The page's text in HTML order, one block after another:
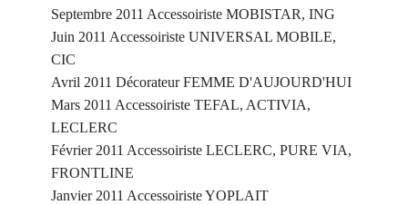
Septembre 2011 Accessoiriste MOBISTAR, ING
Juin 2011 Accessoiriste UNIVERSAL MOBILE,
CIC
Avril 2011 Décorateur FEMME D'AUJOURD'HUI
Mars 2011 Accessoiriste TEFAL, ACTIVIA,
LECLERC
Février 2011 Accessoiriste LECLERC, PURE VIA,
FRONTLINE
Janvier 2011 Accessoiriste YOPLAIT